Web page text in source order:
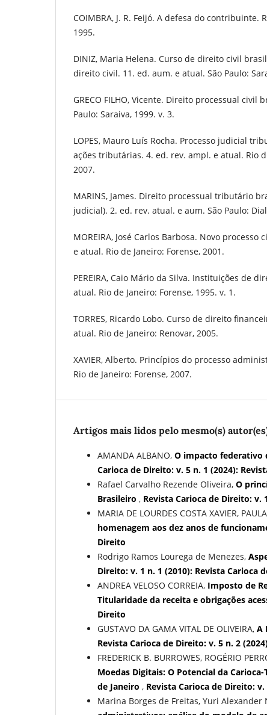
COIMBRA, J. R. Feijó. A defesa do contribuinte.
1995.
DINIZ, Maria Helena. Curso de direito civil
direito civil. 11. ed. aum. e atual. São Paulo:
GRECO FILHO, Vicente. Direito processual civil
Paulo: Saraiva, 1999. v. 3.
LOPES, Mauro Luís Rocha. Processo judicial
ações tributárias. 4. ed. rev. ampl. e atual. Rio
2007.
MARINS, James. Direito processual tributário
judicial). 2. ed. rev. atual. e aum. São Paulo:
MOREIRA, José Carlos Barbosa. Novo
e atual. Rio de Janeiro: Forense, 2001.
PEREIRA, Caio Mário da Silva. Instituições de
atual. Rio de Janeiro: Forense, 1995. v. 1.
TORRES, Ricardo Lobo. Curso de direito
atual. Rio de Janeiro: Renovar, 2005.
XAVIER, Alberto. Princípios do processo
Rio de Janeiro: Forense, 2007.
Artigos mais lidos pelo mesmo(s)
AMANDA ALBANO, O impacto federativo
Carioca de Direito: v. 5 n. 1 (2024):
Rafael Carvalho Rezende Oliveira, O
Brasileiro , Revista Carioca de Direito: v.
MARIA DE LOURDES COSTA XAVIER,
homenagem aos dez anos de
Direito
Rodrigo Ramos Lourega de Menezes,
Direito: v. 1 n. 1 (2010): Revista Carioca
ANDREA VELOSO CORREIA, Imposto de
Titularidade da receita e obrigações
Direito
GUSTAVO DA GAMA VITAL DE OLIVEIRA, A
Revista Carioca de Direito: v. 5 n. 2
FREDERICK B. BURROWES, ROGÉRIO
Moedas Digitais: O Potencial da
de Janeiro , Revista Carioca de Direito:
Marina Borges de Freitas, Yuri Alexander